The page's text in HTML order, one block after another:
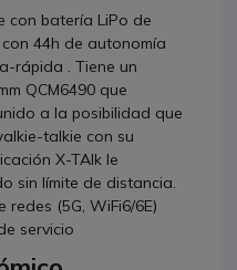
con batería LiPo de
44h de autonomía
rápida . Tiene un
QCM6490 que
a la posibilidad que
talkie con su
X-TAlk le
sin límite de distancia.
redes (5G, WiFi6/6E)
servicio